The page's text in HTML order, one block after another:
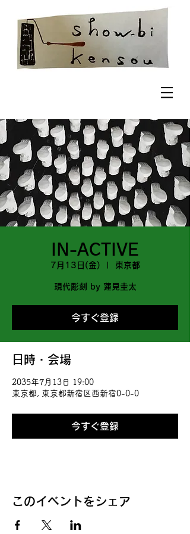
IN-ACTIVE
7月13日(金) 東京都
現代彫刻 by 蓮見圭太
今すぐ登録
日時・会場
2035年7月13日 19:00
東京都, 東京都新宿区西新宿0-0-0
今すぐ登録
このイベントをシェア